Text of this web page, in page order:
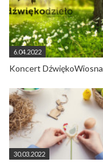
6.04.2022
Koncert DźwiękoWiosna
30.03.2022